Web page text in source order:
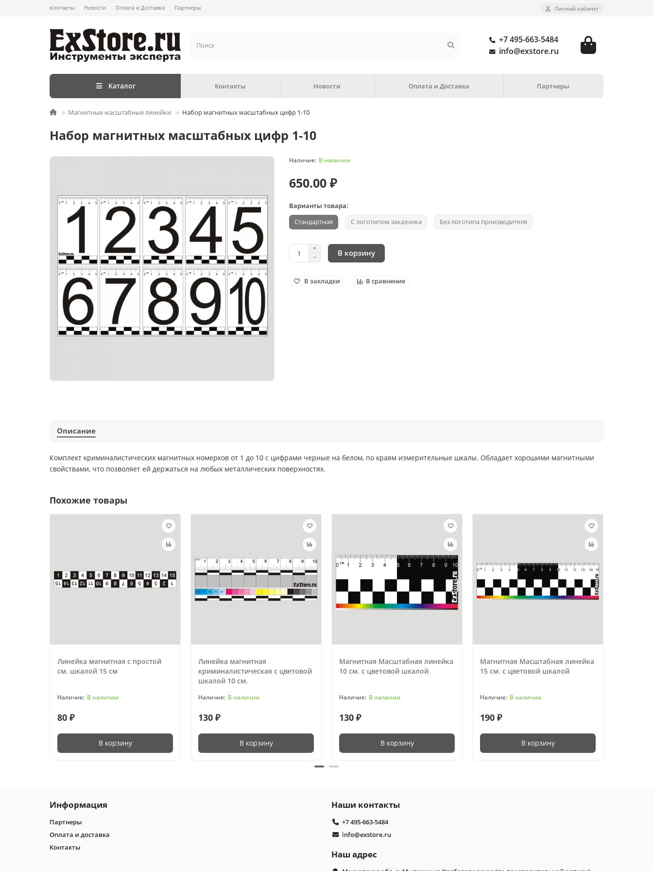
Контакты Новости Оплата и Доставка Партнеры Личный кабинет
+7 495-663-5484
info@exstore.ru
Каталог Контакты Новости Оплата и Доставка Партнеры
Магнитные масштабные линейки Набор магнитных масштабных цифр 1-10
Набор магнитных масштабных цифр 1-10
В наличии
650.00 ₽
Варианты товара:
Стандартная С логотипом заказчика Без логотипа производителя
В корзину
В закладки В сравнение
Описание
Комплект криминалистических магнитных номерков от 1 до 10 с цифрами черные на белом, по краям измерительные шкалы. Обладает хорошими магнитными
свойствами, что позволяет ей держаться на любых металлических поверхностях.
Похожие товары
Линейка магнитная с простой
см. шкалой 15 см
В наличии
80 ₽
В корзину
Линейка магнитная
криминалистическая с цветовой
шкалой 10 см.
В наличии
130 ₽
В корзину
Магнитная Масштабная линейка
10 см. с цветовой шкалой
В наличии
130 ₽
В корзину
Магнитная Масштабная линейка
15 см. с цветовой шкалой
В наличии
190 ₽
В корзину
Информация
Партнеры
Оплата и доставка
Контакты
Наши контакты
+7 495-663-5484
info@exstore.ru
Наш адрес